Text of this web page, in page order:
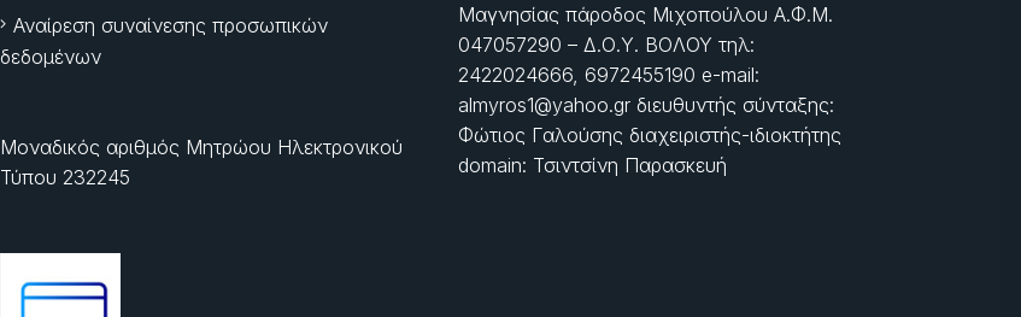
Αναίρεση συναίνεσης προσωπικών
δεδομένων
Μοναδικός αριθμός Μητρώου Ηλεκτρονικού
Τύπου 232245
Μαγνησίας πάροδος Μιχοπούλου Α.Φ.Μ.
047057290 – Δ.Ο.Υ. ΒΟΛΟΥ τηλ:
2422024666, 6972455190 e-mail:
almyros1@yahoo.gr διευθυντής σύνταξης:
Φώτιος Γαλούσης διαχειριστής-ιδιοκτήτης
domain: Τσιντσίνη Παρασκευή